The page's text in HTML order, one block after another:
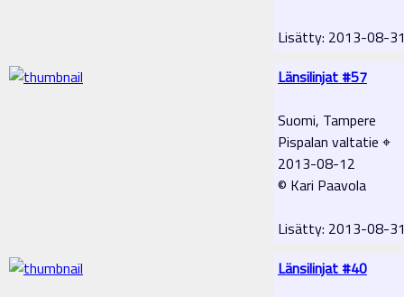
Lisätty: 2013-08-
Länsilinjat #57
Suomi, Tampere
Pispalan valtatie ⌖
2013-08-12
© Kari Paavola
Lisätty: 2013-08-
Länsilinjat #40